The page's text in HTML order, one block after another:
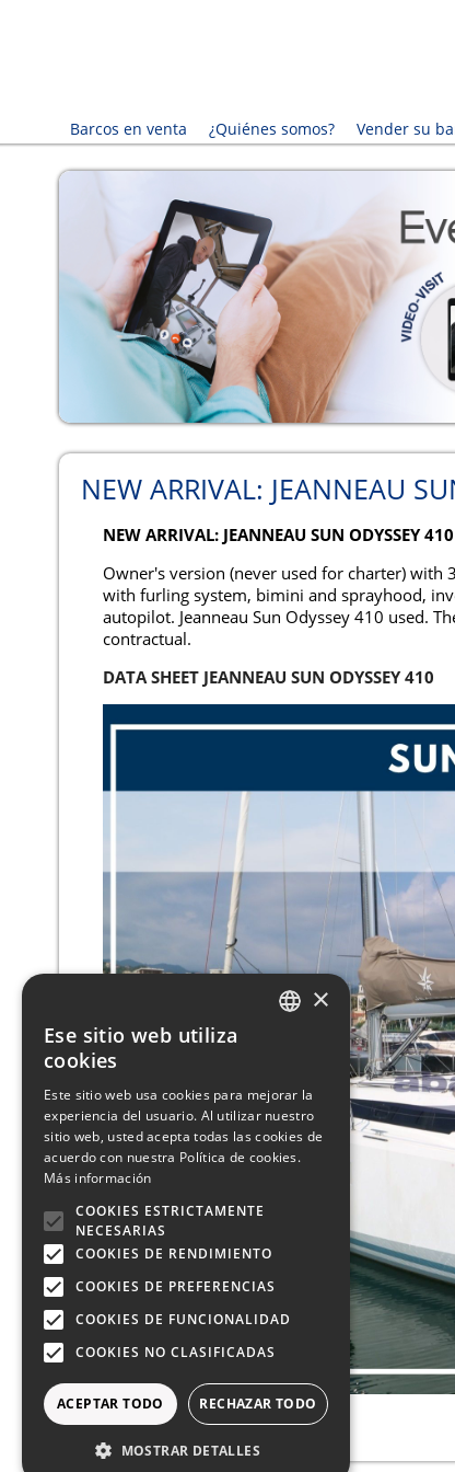
Barcos en venta
¿Quiénes somos? Vender su
NEW ARRIVAL: JEANNEAU
NEW ARRIVAL: JEANNEAU SUN ODYSSEY
Owner's version (never used for charter)
with furling system, bimini and sprayhood,
autopilot. Jeanneau Sun Odyssey 410 used.
contractual.
DATA SHEET JEANNEAU SUN ODYSSEY 410
FRENCH
GERMAN
×
Ese sitio web utiliza
cookies
Este sitio web usa cookies para mejorar la
experiencia del usuario. Al utilizar nuestro
sitio web, usted acepta todas las cookies de
acuerdo con nuestra Política de cookies.
Más información
COOKIES ESTRICTAMENTE
NECESARIAS
COOKIES DE RENDIMIENTO
COOKIES DE PREFERENCIAS
COOKIES DE FUNCIONALIDAD
COOKIES NO CLASIFICADAS
ACEPTAR TODO RECHAZAR TODO
MOSTRAR DETALLES